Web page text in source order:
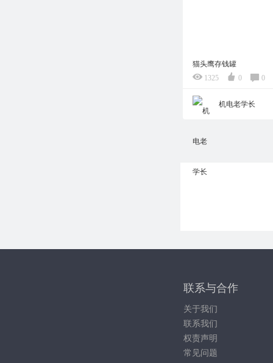
猫头鹰存钱罐
1325
0 0
机电老学长
联系与合作
关于我们
联系我们
权责声明
常见问题